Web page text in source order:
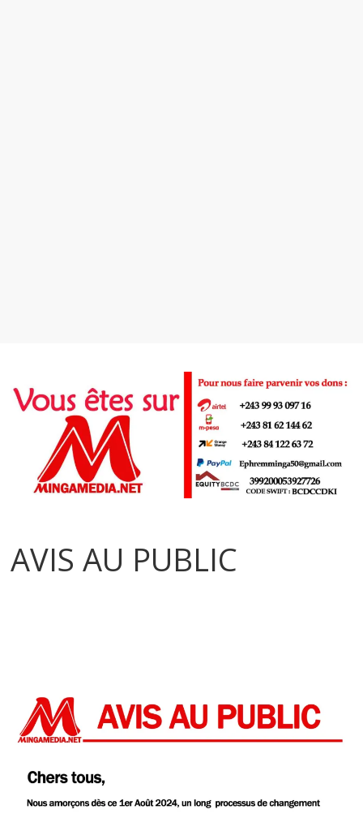
AVIS AU PUBLIC